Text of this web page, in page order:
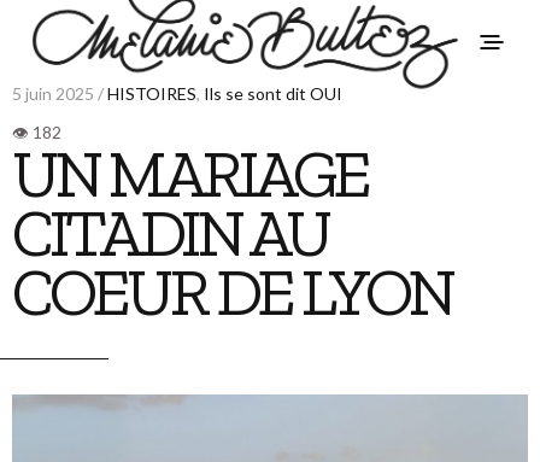
5 juin 2025 /HISTOIRES, Ils se sont dit OUI
UN MARIAGE
CITADIN AU
COEUR DE LYON